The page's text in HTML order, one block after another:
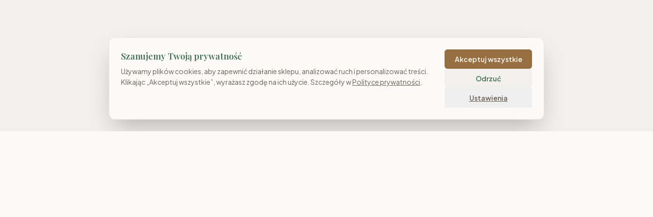
Szanujemy Twoją prywatność
Używamy plików cookies, aby zapewnić działanie sklepu, analizować ruch i personalizować treści.
Klikając „Akceptuj wszystkie”, wyrażasz zgodę na ich użycie. Szczegóły wPolityce prywatności
Akceptuj wszystkie
Odrzuć
Ustawienia